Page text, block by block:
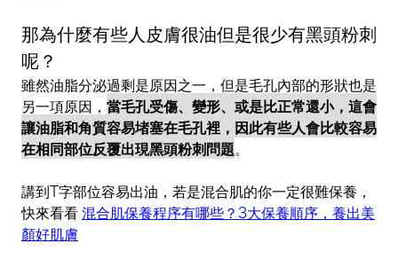
那為什麼有些人皮膚很油但是很少有黑頭粉刺
呢？
雖然油脂分泌過剩是原因之一，但是毛孔內部的形狀也是
另一項原因， 當毛孔受傷、變形、或是比正常還小，這會
讓油脂和角質容易堵塞在毛孔裡，因此有些人會比較容易
在相同部位反覆出現黑頭粉刺問題。
講到T字部位容易出油，若是混合肌的你一定很難保養，
快來看看混合肌保養程序有哪些？3大保養順序，養出美
顏好肌膚